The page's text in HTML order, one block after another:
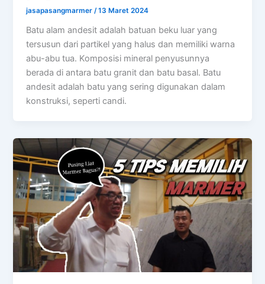
jasapasangmarmer/13 Maret 2024
Batu alam andesit adalah batuan beku luar yang
tersusun dari partikel yang halus dan memiliki warna
abu-abu tua. Komposisi mineral penyusunnya
berada di antara batu granit dan batu basal. Batu
andesit adalah batu yang sering digunakan dalam
konstruksi, seperti candi.